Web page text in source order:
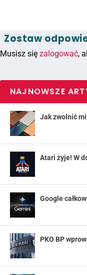
Zostaw
Musisz się zalogować,
NAJNOWSZE
Jak zwolnić
Atari żyje! W
Google
PKO BP